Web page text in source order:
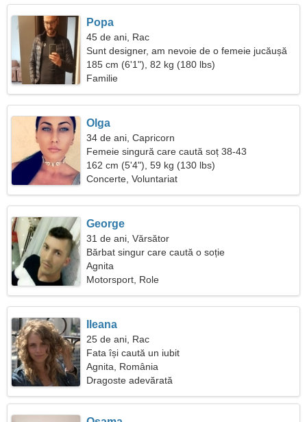
Popa
45 de ani, Rac
Sunt designer, am nevoie de o femeie jucăușă
185 cm (6'1"), 82 kg (180 lbs)
Familie
Olga
34 de ani, Capricorn
Femeie singură care caută soț 38-43
162 cm (5'4"), 59 kg (130 lbs)
Concerte, Voluntariat
George
31 de ani, Vărsător
Bărbat singur care caută o soție
Agnita
Motorsport, Role
Ileana
25 de ani, Rac
Fata își caută un iubit
Agnita, România
Dragoste adevărată